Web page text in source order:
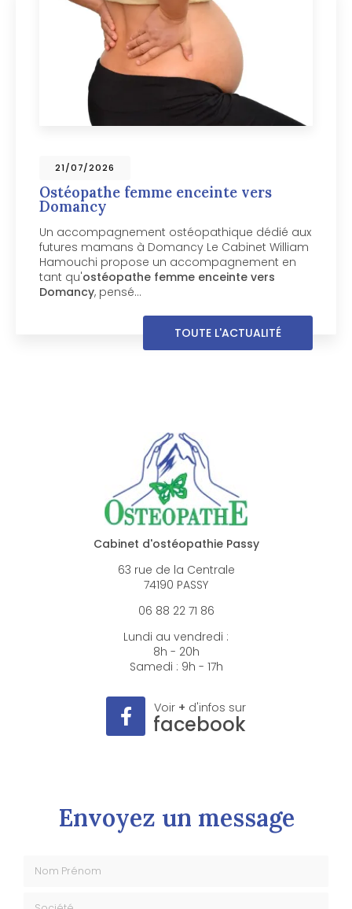
09/07/2026
Ostéopathe pour chien vers
Chamonix-Mont-Blanc
Votre chien mérite un ostéopathe spécialisé
près de Chamonix-Mont-Blanc Votre chien
boite, manque de souplesse ou semble
inconfortable dans ses mouvements ? Le
Cabinet William Hamouchi, basé à Passy…
TOUTE L'ACTUALITÉ
Cabinet d'ostéopathie Passy
63 rue de la Centrale
74190 PASSY
06 88 22 71 86
Lundi au vendredi :
8h - 20h
Samedi : 9h - 17h
Voir + d'infos sur
facebook
Envoyez un message